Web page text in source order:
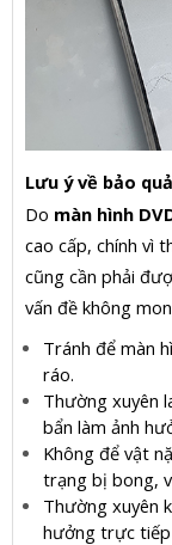
Lưu ý về bảo
Do màn hình
cao cấp, chính vì
cũng cần phải
vấn đề không
Tránh để màn
ráo.
Thường xuyên
bẩn làm ảnh
Không để vật
trạng bị bong,
Thường xuyên
hưởng trực tiếp